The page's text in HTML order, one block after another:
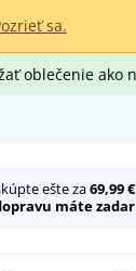
sa.
oblečenie ako
ešte za69,99 €
máte